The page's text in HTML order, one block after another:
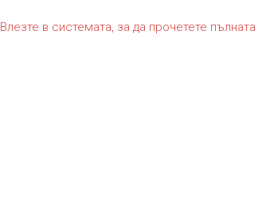
Влезте в системата, за да прочетете пълната